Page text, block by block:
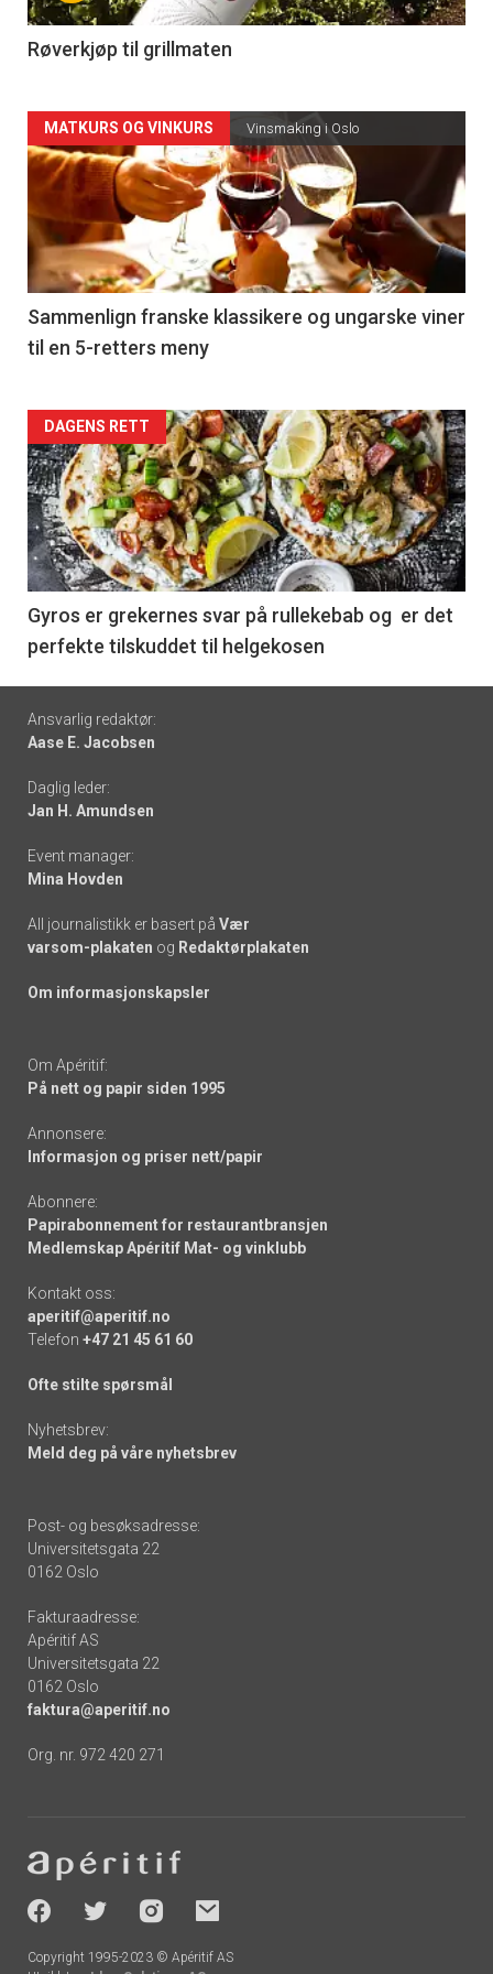
4
Røverkjøp til grillmaten
Forsiden
akkurat
nå
-
5
MATKURS OG VINKURS Vinsmaking i Oslo
Sammenlign franske klassikere og ungarske viner
til en 5-retters meny
Forsiden
akkurat
nå
-
6
DAGENS RETT
Gyros er grekernes svar på rullekebab og er det
perfekte tilskuddet til helgekosen
Footer
-
links
Ansvarlig redaktør:
Aase E. Jacobsen
Daglig leder:
Jan H. Amundsen
Event manager:
Mina Hovden
All journalistikk er basert på Vær
varsom-plakaten og Redaktørplakaten
Om informasjonskapsler
Om Apéritif:
På nett og papir siden 1995
Annonsere:
Informasjon og priser nett/papir
Abonnere:
Papirabonnement for restaurantbransjen
Medlemskap Apéritif Mat- og vinklubb
Kontakt oss:
aperitif@aperitif.no
Telefon +47 21 45 61 60
Ofte stilte spørsmål
Nyhetsbrev:
Meld deg på våre nyhetsbrev
Post- og besøksadresse:
Universitetsgata 22
0162 Oslo
Fakturaadresse:
Apéritif AS
Universitetsgata 22
0162 Oslo
faktura@aperitif.no
Org. nr. 972 420 271
-
socials
Copyright 1995-2023 © Apéritif AS